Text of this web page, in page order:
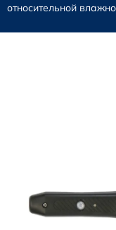
относительной